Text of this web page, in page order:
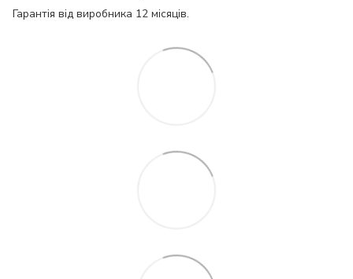
Гарантія від виробника 12 місяців.